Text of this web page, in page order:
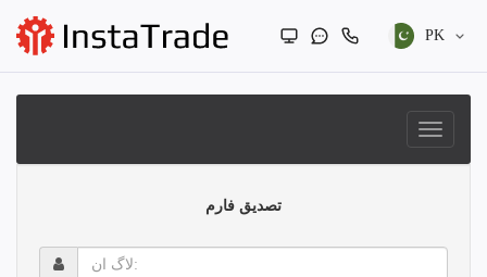
PK
تصدیق فارم
لاگ